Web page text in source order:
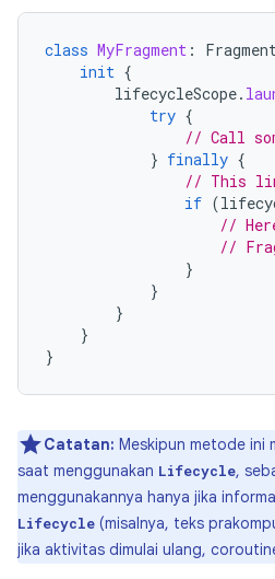
class MyFragment :
init {
lifecycleScope.
try {
// Call
} finally {
// This
if (
//
//
}
}
}
}
}
Catatan: Meskipun metode ini
saat menggunakan Lifecycle,
menggunakannya hanya jika
Lifecycle (misalnya, teks
jika aktivitas dimulai ulang,